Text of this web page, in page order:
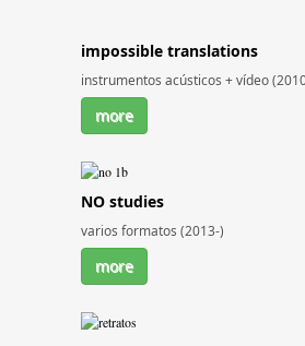
impossible translations
instrumentos acústicos + vídeo
more
NO studies
varios formatos (2013-)
more